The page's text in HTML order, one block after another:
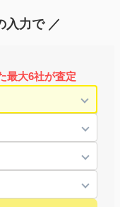
入力で ／
最大6社が査定